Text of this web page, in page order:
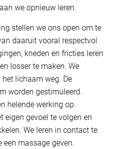
we opnieuw leren.
stellen we ons open om te
daaruit vooral respectvol
kneden en fricties leren
losser te maken. We
lichaam weg. De
worden gestimuleerd.
helende werking op.
eigen gevoel te volgen en
We leren in contact te
massage geven.